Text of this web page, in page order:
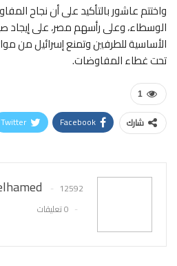
واختتم عاشور بالتأكيد على أن نجاح
الوسطاء، وعلى رأسهم مصر، على
الأساسية للطرفين وتمنع إسرائيل من
تحت غطاء المفاوضات.
1
شارك Facebook
Twitter
12592 المشاركات
0 تعليقات